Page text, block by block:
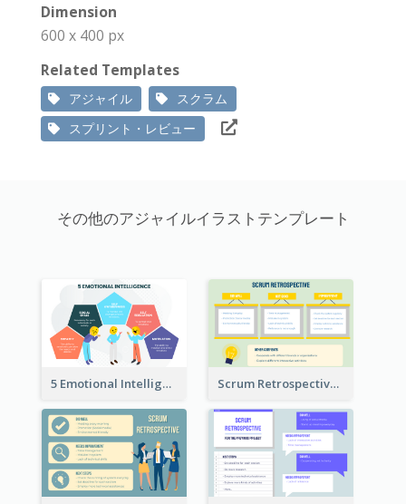
Dimension
600 x 400 px
Related Templates
アジャイル
スクラム
スプリント・レビュー
その他のアジャイルイラストテンプレート
5 Emotional Intelligence Illustration Scrum Retrospective Meeting Questions